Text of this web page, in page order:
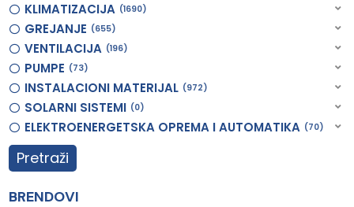
KLIMATIZACIJA 1690
GREJANJE 655
VENTILACIJA 196
PUMPE 73
INSTALACIONI MATERIJAL 972
SOLARNI SISTEMI 0
ELEKTROENERGETSKA OPREMA I AUTOMATIKA 70
Pretraži
BRENDOVI